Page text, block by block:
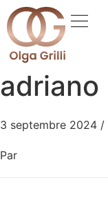
adriano
3 septembre 2024 /
Par